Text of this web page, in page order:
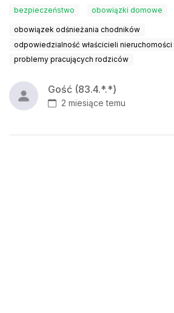
bezpieczeństwo obowiązki domowe
obowiązek odśnieżania chodników
odpowiedzialność właścicieli nieruchomości
problemy pracujących rodziców
Gość (83.4.*.*)
2 miesiące temu